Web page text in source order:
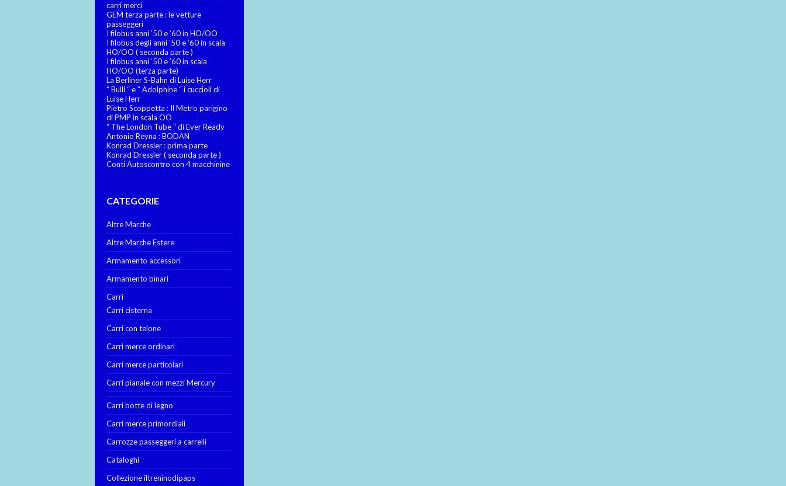
carri merci
GEM terza parte : le vetture
passeggeri
I filobus anni ’50 e ’60 in HO/OO
I filobus degli anni ’50 e ’60 in scala
HO/OO ( seconda parte )
I filobus anni ‘50 e ’60 in scala
HO/OO (terza parte)
La Berliner S-Bahn di Luise Herr
“ Bulli “ e “ Adolphine “ i cuccioli di
Luise Herr
Pietro Scoppetta : Il Metro parigino
di PMP in scala OO
“ The London Tube “ di Ever Ready
Antonio Reyna : BODAN
Konrad Dressler : prima parte
Konrad Dressler ( seconda parte )
Conti Autoscontro con 4 macchinine
CATEGORIE
Altre Marche
Altre Marche Estere
Armamento accessori
Armamento binari
Carri
Carri cisterna
Carri con telone
Carri merce ordinari
Carri merce particolari
Carri pianale con mezzi Mercury
Carri botte di legno
Carri merce primordiali
Carrozze passeggeri a carrelli
Cataloghi
Collezione iltreninodipaps